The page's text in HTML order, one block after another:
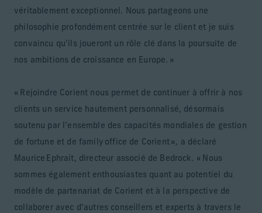
véritablement exceptionnel. Nous partageons une
philosophie profondément centrée sur le client et je suis
convaincu qu’ils joueront un rôle clé dans la poursuite de
nos ambitions de croissance en Europe. »
« Rejoindre Corient nous permet de continuer à offrir à nos
clients un service hautement personnalisé, désormais
soutenu par l’ensemble des capacités mondiales de gestion
de fortune et de family office de Corient », a déclaré
Maurice Ephrait, directeur associé de Bedrock. « Nous
sommes également enthousiastes quant au potentiel du
modèle de partenariat de Corient et à la perspective de
collaborer avec d’autres conseillers et experts à travers le